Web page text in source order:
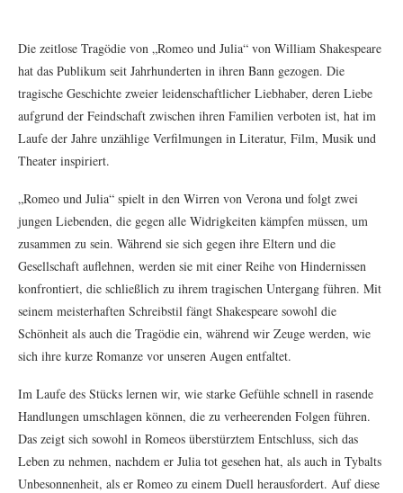
Die zeitlose Tragödie von „Romeo und Julia“ von William Shakespeare
hat das Publikum seit Jahrhunderten in ihren Bann gezogen. Die
tragische Geschichte zweier leidenschaftlicher Liebhaber, deren Liebe
aufgrund der Feindschaft zwischen ihren Familien verboten ist, hat im
Laufe der Jahre unzählige Verfilmungen in Literatur, Film, Musik und
Theater inspiriert.
„Romeo und Julia“ spielt in den Wirren von Verona und folgt zwei
jungen Liebenden, die gegen alle Widrigkeiten kämpfen müssen, um
zusammen zu sein. Während sie sich gegen ihre Eltern und die
Gesellschaft auflehnen, werden sie mit einer Reihe von Hindernissen
konfrontiert, die schließlich zu ihrem tragischen Untergang führen. Mit
seinem meisterhaften Schreibstil fängt Shakespeare sowohl die
Schönheit als auch die Tragödie ein, während wir Zeuge werden, wie
sich ihre kurze Romanze vor unseren Augen entfaltet.
Im Laufe des Stücks lernen wir, wie starke Gefühle schnell in rasende
Handlungen umschlagen können, die zu verheerenden Folgen führen.
Das zeigt sich sowohl in Romeos überstürztem Entschluss, sich das
Leben zu nehmen, nachdem er Julia tot gesehen hat, als auch in Tybalts
Unbesonnenheit, als er Romeo zu einem Duell herausfordert. Auf diese